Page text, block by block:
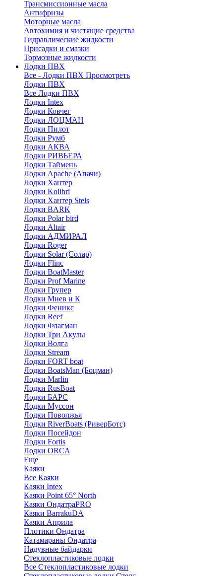
Трансмиссионные масла
Антифризы
Моторные масла
Автохимия и чистящие средства
Гидравлические жидкости
Присадки и смазки
Тормозные жидкости
Лодки ПВХ
Все - Лодки ПВХ Просмотреть
Лодки ПВХ
Все Лодки ПВХ
Лодки Intex
Лодки Ковчег
Лодки ЛОЦМАН
Лодки Пилот
Лодки Румб
Лодки АКВА
Лодки РИВЬЕРА
Лодки Таймень
Лодки Apache (Апачи)
Лодки Хантер
Лодки Kolibri
Лодки Хантер Stels
Лодки BARK
Лодки Polar bird
Лодки Altair
Лодки АДМИРАЛ
Лодки Roger
Лодки Solar (Солар)
Лодки Flinc
Лодки BoatMaster
Лодки Prof Marine
Лодки Групер
Лодки Мнев и К
Лодки Феникс
Лодки Reef
Лодки Флагман
Лодки Три Акулы
Лодки Волга
Лодки Stream
Лодки FORT boat
Лодки BoatsMan (Боцман)
Лодки Marlin
Лодки RusBoat
Лодки БАРС
Лодки Муссон
Лодки Поволжья
Лодки RiverBoats (РиверБотс)
Лодки Посейдон
Лодки Fortis
Лодки ORCA
Еще
Каяки
Все Каяки
Каяки Intex
Каяки Point 65° North
Каяки ОндатраPRO
Каяки BarrakuDA
Каяки Априла
Плотики Ондатра
Катамараны Ондатра
Надувные байдарки
Стеклопластиковые лодки
Все Стеклопластиковые лодки